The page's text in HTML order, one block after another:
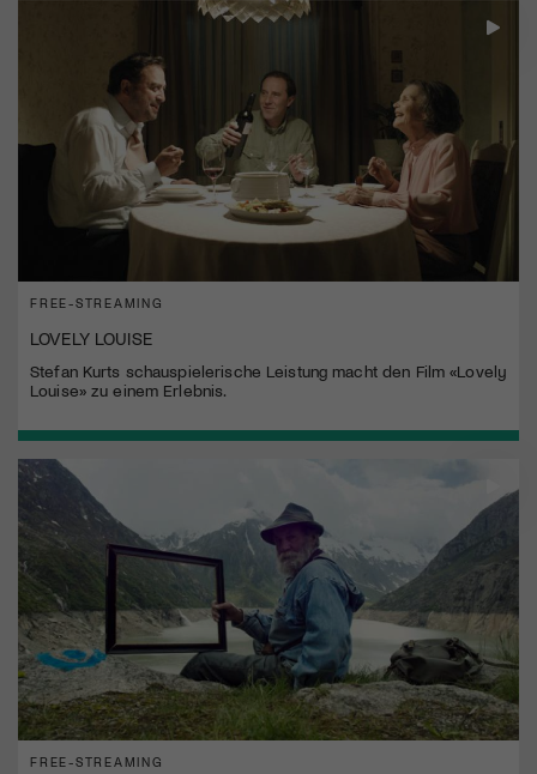
FREE-STREAMING
LOVELY LOUISE
Stefan Kurts schauspielerische Leistung macht den Film «Lovely
Louise» zu einem Erlebnis.
FREE-STREAMING